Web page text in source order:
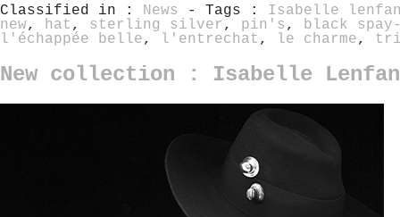
Classified in : News - Tags : Isabelle
new, hat , sterling silver , pin's , black
l'échappée belle, l'entrechat , le charme,
New collection : Isabelle